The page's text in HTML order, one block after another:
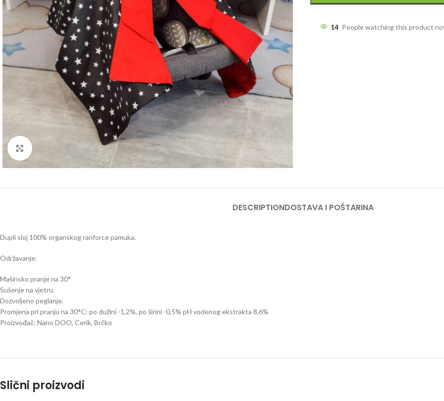
14 People watching this product
DESCRIPTIONDOSTAVA I POŠTARINA
Dupli sloj 100% organskog ranforce pamuka.
Održavanje:
Mašinsko pranje na 30°
Sušenje na vjetru.
Dozvoljeno peglanje.
Promjena pri pranju na 30°C: po dužini -1,2%, po širini -0,5% pH vodenog ekstrakta 8,6%
Proizvođač: Nano DOO, Cerik, Brčko
Slični proizvodi